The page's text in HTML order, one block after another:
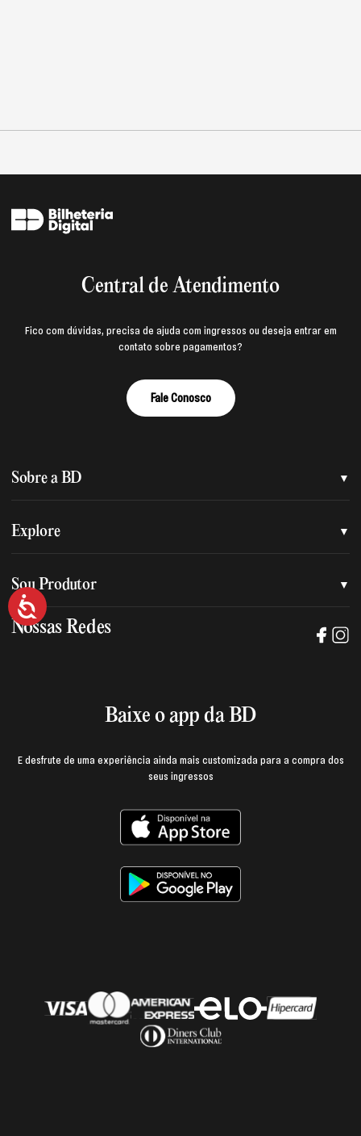
Acessibilidade
Central de Atendimento
Fico com dúvidas, precisa de ajuda com ingressos ou deseja entrar em
contato sobre pagamentos?
Fale Conosco
Sobre a BD
Quem somos
Nossas lojas
Política de privacidade
Explore
Assessoria de imprensa
Trabalhe na BD
Sou Produtor
Manual de mídia e da marca BD
Nossas Redes
Baixe o app da BD
E desfrute de uma experiência ainda mais customizada para a compra dos
seus ingressos